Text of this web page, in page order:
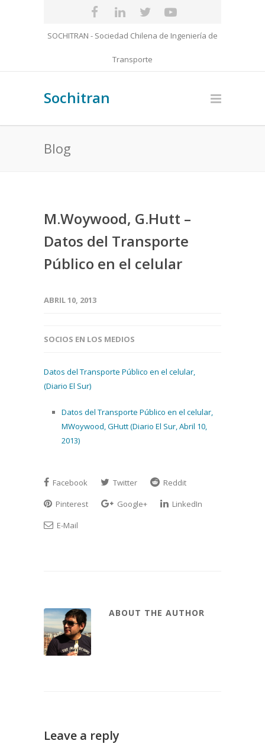
SOCHITRAN - Sociedad Chilena de Ingeniería de
Transporte
Sochitran
Blog
M.Woywood, G.Hutt –
Datos del Transporte
Público en el celular
ABRIL 10, 2013
SOCIOS EN LOS MEDIOS
Datos del Transporte Público en el celular,
(Diario El Sur)
Datos del Transporte Público en el celular,
MWoywood, GHutt (Diario El Sur, Abril 10,
2013)
Facebook Twitter
Reddit
Pinterest
Google+
LinkedIn
E-Mail
ABOUT THE AUTHOR
Leave a reply